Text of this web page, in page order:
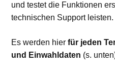
und testet die Funktionen
technischen Support leisten.
Es werden hierfür jeden
und Einwahldaten (s.